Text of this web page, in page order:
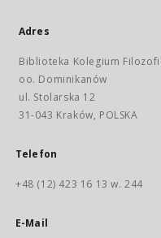
Adres
Biblioteka Kolegium
oo. Dominikanów
ul. Stolarska 12
31-043 Kraków, POLSKA
Telefon
+48 (12) 423 16 13 w. 244
E-Mail